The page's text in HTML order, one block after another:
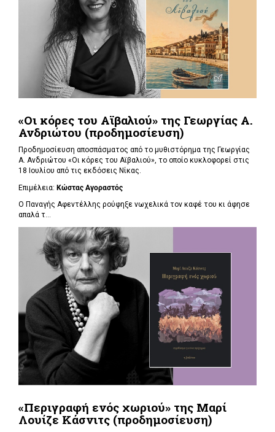
«Οι κόρες του Αϊβαλιού» της Γεωργίας Α.
Ανδριώτου (προδημοσίευση)
Προδημοσίευση αποσπάσματος από το μυθιστόρημα της Γεωργίας
Α. Ανδριώτου «Οι κόρες του Αϊβαλιού», το οποίο κυκλοφορεί στις
18 Ιουλίου από τις εκδόσεις Νίκας.
Επιμέλεια: Κώστας Αγοραστός
Ο Παναγής Αφεντέλλης ρούφηξε νωχελικά τον καφέ του κι άφησε
απαλά τ...
«Περιγραφή ενός χωριού» της Μαρί
Λουίζε Κάσνιτς (προδημοσίευση)